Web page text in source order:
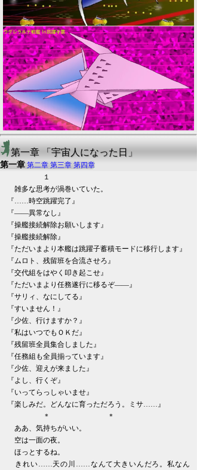
第一章 「宇宙人になった日」
第一章 第二章 第三章 第四章
１
雑多な思考が渦巻いていた。
『……時空跳躍完了』
『――異常なし』
『操艦接続解除お願いします』
『操艦接続解除』
『ただいまより本艦は跳躍子蓄積モードに移行します』
『ムロト、残留班を合流させろ』
『交代組をはやく叩き起こせ』
『ただいまより任務遂行に移るぞ――』
『サリィ、なにしてる』
『すいません！』
『少佐、行けますか？』
『私はいつでもＯＫだ』
『残留班全員集合しました』
『任務組も全員揃っています』
『少佐、迎えが来ました』
『よし、行くぞ』
『いってらっしゃいませ』
『楽しみだ。どんなに育っただろう。ミサ……』
＊ ＊
ああ、気持ちがいい。
空は一面の夜。
ほっとするね。
きれい……天の川……なんて大きいんだろ。私なん